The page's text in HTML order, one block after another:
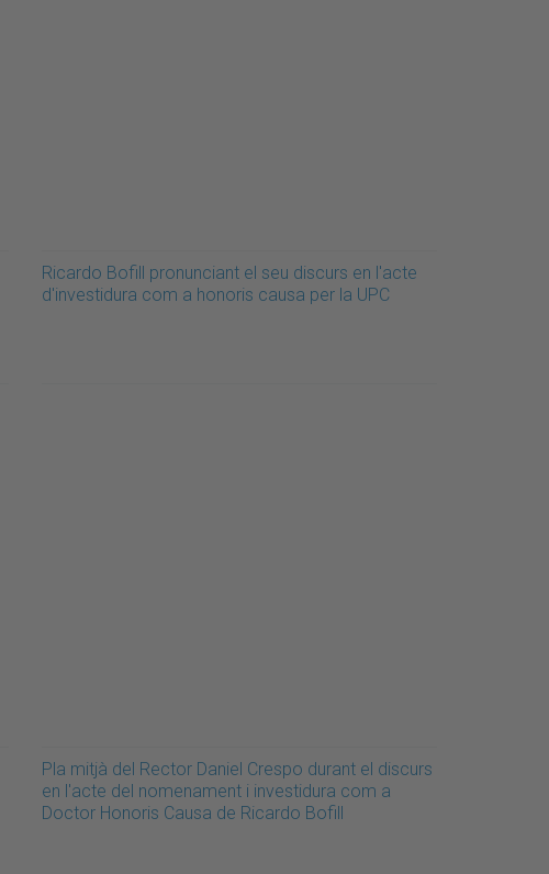
Ricardo Bofill pronunciant el seu discurs en l'acte
d'investidura com a honoris causa per la UPC
Pla mitjà del Rector Daniel Crespo durant el discurs
en l'acte del nomenament i investidura com a
Doctor Honoris Causa de Ricardo Bofill